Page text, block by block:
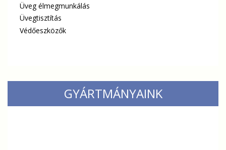
Üveg élmegmunkálás
Üvegtisztítás
Védőeszközők
GYÁRTMÁNYAINK